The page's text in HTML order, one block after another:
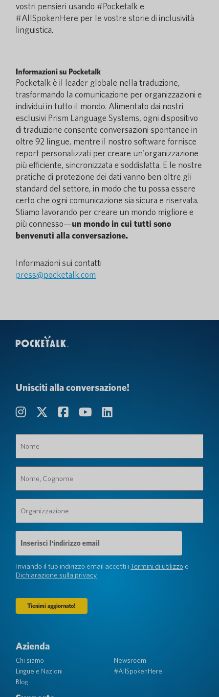
vostri pensieri usando #Pocketalk e
#AllSpokenHere per le vostre storie di inclusività
linguistica.
Informazioni su Pocketalk
Pocketalk è il leader globale nella traduzione,
trasformando la comunicazione per organizzazioni e
individui in tutto il mondo. Alimentato dai nostri
esclusivi Prism Language Systems, ogni dispositivo
di traduzione consente conversazioni spontanee in
oltre 92 lingue, mentre il nostro software fornisce
report personalizzati per creare un'organizzazione
più efficiente, sincronizzata e soddisfatta. E le nostre
pratiche di protezione dei dati vanno ben oltre gli
standard del settore, in modo che tu possa essere
certo che ogni comunicazione sia sicura e riservata.
Stiamo lavorando per creare un mondo migliore e
più connesso—un mondo in cui tutti sono
benvenuti alla conversazione.
Informazioni sui contatti
press@pocketalk.com
Unisciti alla conversazione!
(Obbligatorio)
Cognome
(Obbligatorio)
(Obbligatorio)
Indirizzo
e-
mail
(Obbligatorio)
Inviando il tuo indirizzo email accetti iTermini di utilizzo e
Dichiarazione sulla privacy
Azienda
Chi siamo
Lingue e Nazioni
Blog
Newsroom
#AllSpokenHere